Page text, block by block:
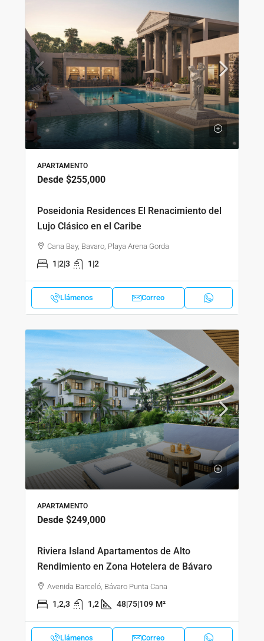
APARTAMENTO
Desde $255,000
Poseidonia Residences El Renacimiento del
Lujo Clásico en el Caribe
Cana Bay, Bavaro, Playa Arena Gorda
1|2|3 1|2
Llámenos Correo
APARTAMENTO
Desde $249,000
Riviera Island Apartamentos de Alto
Rendimiento en Zona Hotelera de Bávaro
Avenida Barceló, Bávaro Punta Cana
1,2,3 1,2 48|75|109 M²
Llámenos Correo